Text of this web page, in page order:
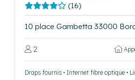
(16)
10 place Gambetta 33000
2
Draps fournis • Internet fibre optique •